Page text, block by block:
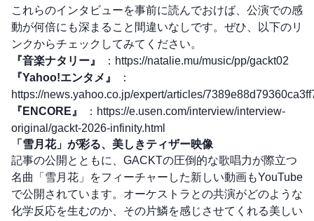
これらのインタビューを事前に読んでおけば、公演での感
動が何倍にも深まること間違いなしです。ぜひ、以下のリ
ンクからチェックしてみてください。
『音楽ナタリー』
： https://natalie.mu/music/pp/gackt02
『Yahoo!エンタメ』
：
https://news.yahoo.co.jp/expert/articles/
『ENCORE』
： https://e.usen.com/interview/interview-
original/gackt-2026-infinity.html
「雪月花」が彩る、美しきティザー映像
記事の公開とともに、GACKTの圧倒的な歌唱力が際立つ
名曲「雪月花」をフィーチャーした新しい動画もYouTube
で公開されています。オーケストラとの共演がどのような
化学反応を生むのか、その片鱗を感じさせてくれる美しい